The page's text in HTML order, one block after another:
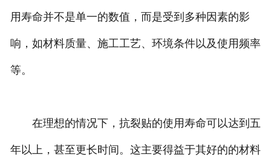
工程案例
厂容厂貌
用寿命并不是单一的数值，而是受到多种因素的影
响，如材料质量、施工工艺、环境条件以及使用频率
等。
在理想的情况下，抗裂贴的使用寿命可以达到五
年以上，甚至更长时间。这主要得益于其好的的材料